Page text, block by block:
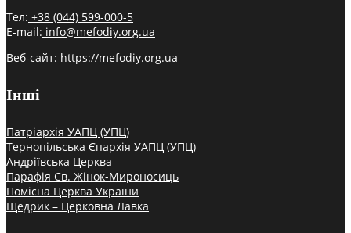
Тел: +38 (044) 599-000-5
E-mail: info@mefodiy.org.ua
Веб-сайт: https://mefodiy.org.ua
Інші
Патріархія УАПЦ (УПЦ)
Тернопільська Єпархія УАПЦ (УПЦ)
Андріївська Церква
Парафія Св. Жінок-Мироносиць
Помісна Церква України
Щедрик – Церковна Лавка